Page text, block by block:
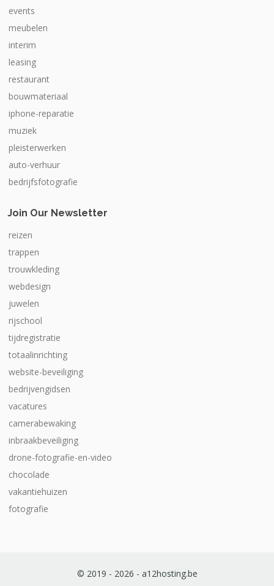
events
meubelen
interim
leasing
restaurant
bouwmateriaal
iphone-reparatie
muziek
pleisterwerken
auto-verhuur
bedrijfsfotografie
Join Our Newsletter
reizen
trappen
trouwkleding
webdesign
juwelen
rijschool
tijdregistratie
totaalinrichting
website-beveiliging
bedrijvengidsen
vacatures
camerabewaking
inbraakbeveiliging
drone-fotografie-en-video
chocolade
vakantiehuizen
fotografie
© 2019 - 2026 - a12hosting.be